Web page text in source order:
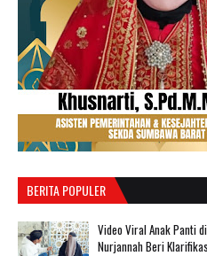
BERITA POPULER
‎Video Viral Anak Panti
Nurjannah Beri